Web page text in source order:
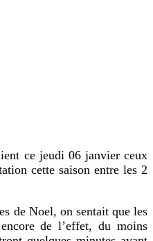
ce jeudi 06 janvier ceux
cette saison entre les 2
de Noel, on sentait que les
de l’effet, du moins